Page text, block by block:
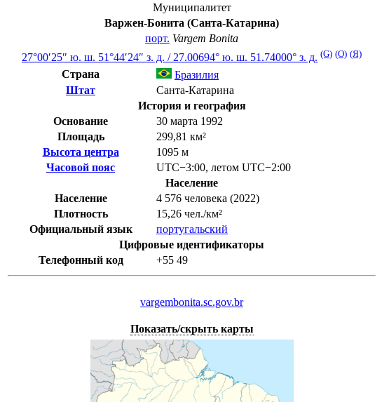
Муниципалитет
Варжен-Бонита (Санта-Катарина)
порт. Vargem Bonita
27°00′25″ ю. ш. 51°44′24″ з. д. / 27.00694° ю. ш. 51.74000° з. д. (G) (O) (Я)
Страна
Бразилия
Штат
Санта-Катарина
История и география
Основание
30 марта 1992
Площадь
299,81 км²
Высота центра
1095 м
Часовой пояс
UTC−3:00, летом UTC−2:00
Население
Население
4 576 человека (2022)
Плотность
15,26 чел./км²
Официальный язык
португальский
Цифровые идентификаторы
Телефонный код
+55 49
vargembonita.sc.gov.br
Показать/скрыть карты